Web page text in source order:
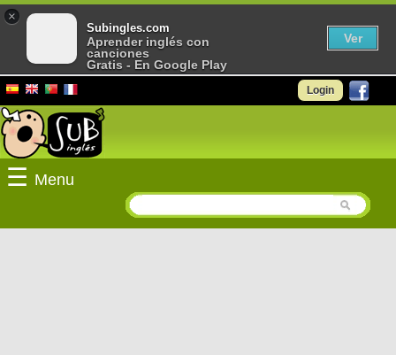
Login
☰ Menu
×
Subingles.com
Aprender inglés con
canciones
Gratis - En Google Play
Ver